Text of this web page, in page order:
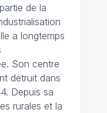
de la
a longtemps
Son centre
détruit dans
Depuis sa
rurales et la